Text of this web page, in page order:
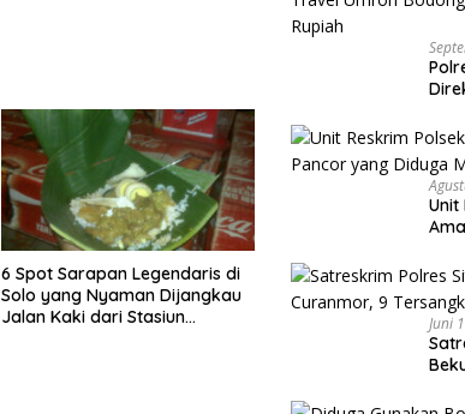
6 Spot Sarapan Legendaris di
Solo yang Nyaman Dijangkau
Jalan Kaki dari Stasiun
Unit
Juni